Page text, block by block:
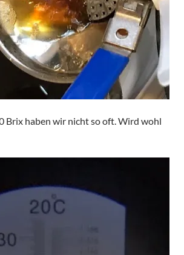
Brix haben wir nicht so oft. Wird wohl